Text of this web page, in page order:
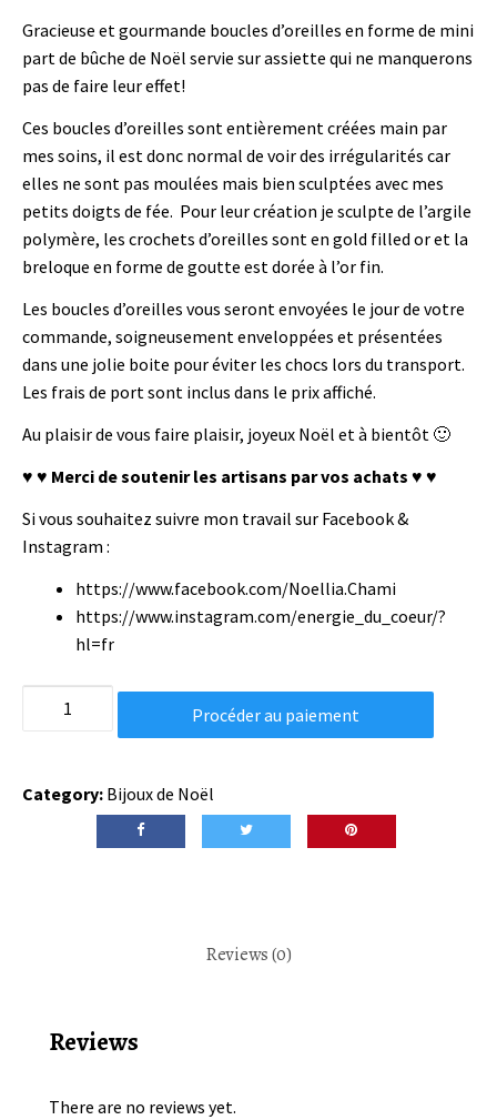
Gracieuse et gourmande boucles d’oreilles en forme de mini
part de bûche de Noël servie sur assiette qui ne manquerons
pas de faire leur effet!
Ces boucles d’oreilles sont entièrement créées main par
mes soins, il est donc normal de voir des irrégularités car
elles ne sont pas moulées mais bien sculptées avec mes
petits doigts de fée. Pour leur création je sculpte de l’argile
polymère, les crochets d’oreilles sont en gold filled or et la
breloque en forme de goutte est dorée à l’or fin.
Les boucles d’oreilles vous seront envoyées le jour de votre
commande, soigneusement enveloppées et présentées
dans une jolie boite pour éviter les chocs lors du transport.
Les frais de port sont inclus dans le prix affiché.
Au plaisir de vous faire plaisir, joyeux Noël et à bientôt 🙂
♥ ♥ Merci de soutenir les artisans par vos achats ♥ ♥
Si vous souhaitez suivre mon travail sur Facebook &
Instagram :
https://www.facebook.com/Noellia.Chami
https://www.instagram.com/energie_du_coeur/?
hl=fr
-
quantity
Procéder au paiement
Category: Bijoux de Noël
Reviews (0)
Reviews
There are no reviews yet.